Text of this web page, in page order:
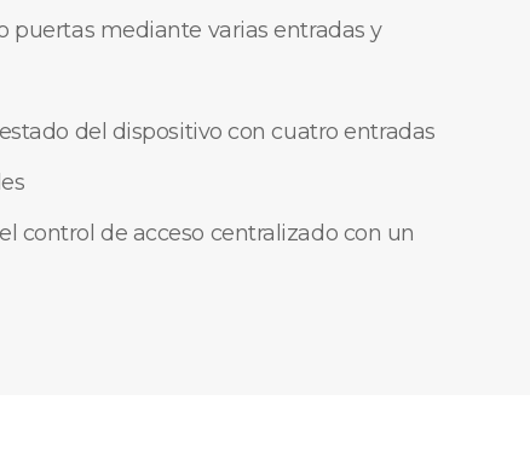
puertas mediante varias entradas y
del dispositivo con cuatro entradas
control de acceso centralizado con un